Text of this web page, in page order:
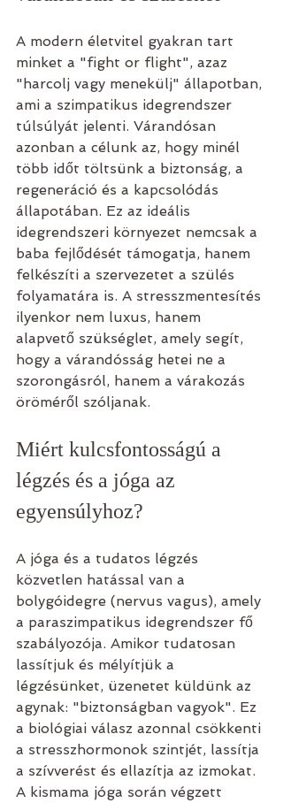
A modern életvitel gyakran tart
minket a "fight or flight", azaz
"harcolj vagy menekülj" állapotban,
ami a szimpatikus idegrendszer
túlsúlyát jelenti. Várandósan
azonban a célunk az, hogy minél
több időt töltsünk a biztonság, a
regeneráció és a kapcsolódás
állapotában. Ez az ideális
idegrendszeri környezet nemcsak a
baba fejlődését támogatja, hanem
felkészíti a szervezetet a szülés
folyamatára is. A stresszmentesítés
ilyenkor nem luxus, hanem
alapvető szükséglet, amely segít,
hogy a várandósság hetei ne a
szorongásról, hanem a várakozás
öröméről szóljanak.
Miért kulcsfontosságú a
légzés és a jóga az
egyensúlyhoz?
A jóga és a tudatos légzés
közvetlen hatással van a
bolygóidegre (nervus vagus), amely
a paraszimpatikus idegrendszer fő
szabályozója. Amikor tudatosan
lassítjuk és mélyítjük a
légzésünket, üzenetet küldünk az
agynak: "biztonságban vagyok". Ez
a biológiai válasz azonnal csökkenti
a stresszhormonok szintjét, lassítja
a szívverést és ellazítja az izmokat.
A kismama jóga során végzett